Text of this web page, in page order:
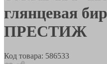
глянцевая
ПРЕСТИЖ
Код товара: 586533